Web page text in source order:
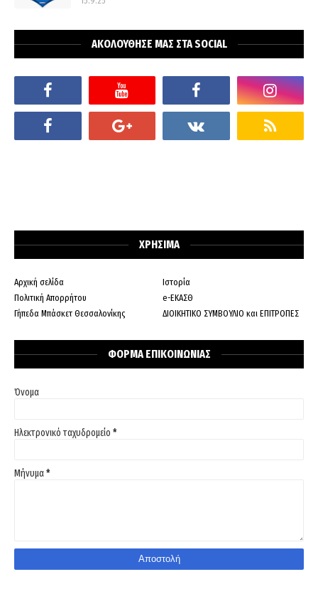
ΑΚΟΛΟΥΘΗΣΕ ΜΑΣ ΣΤΑ SOCIAL
ΧΡΗΣΙΜΑ
Αρχική σελίδα
Ιστορία
Πολιτική Απορρήτου
e-ΕΚΑΣΘ
Γήπεδα Μπάσκετ Θεσσαλονίκης
ΔΙΟΙΚΗΤΙΚΟ ΣΥΜΒΟΥΛΙΟ και ΕΠΙΤΡΟΠΕΣ
ΦΟΡΜΑ ΕΠΙΚΟΙΝΩΝΙΑΣ
Όνομα
Ηλεκτρονικό ταχυδρομείο *
Μήνυμα*